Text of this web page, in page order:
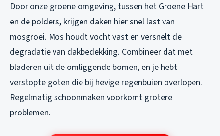
Door onze groene omgeving, tussen het Groene Hart
en de polders, krijgen daken hier snel last van
mosgroei. Mos houdt vocht vast en versnelt de
degradatie van dakbedekking. Combineer dat met
bladeren uit de omliggende bomen, en je hebt
verstopte goten die bij hevige regenbuien overlopen.
Regelmatig schoonmaken voorkomt grotere
problemen.